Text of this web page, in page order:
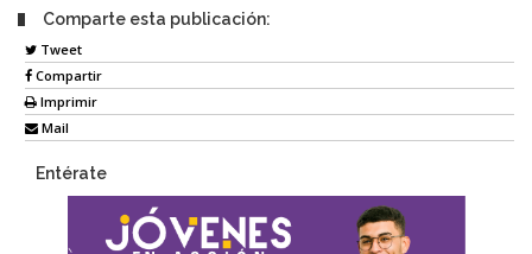
Comparte esta publicación:
Tweet
Compartir
Imprimir
Mail
Entérate